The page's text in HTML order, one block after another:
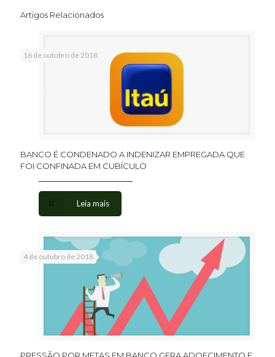
Artigos Relacionados
16 de outubro de 2018
BANCO É CONDENADO A INDENIZAR EMPREGADA QUE
FOI CONFINADA EM CUBÍCULO
Leia mais
4 de outubro de 2018